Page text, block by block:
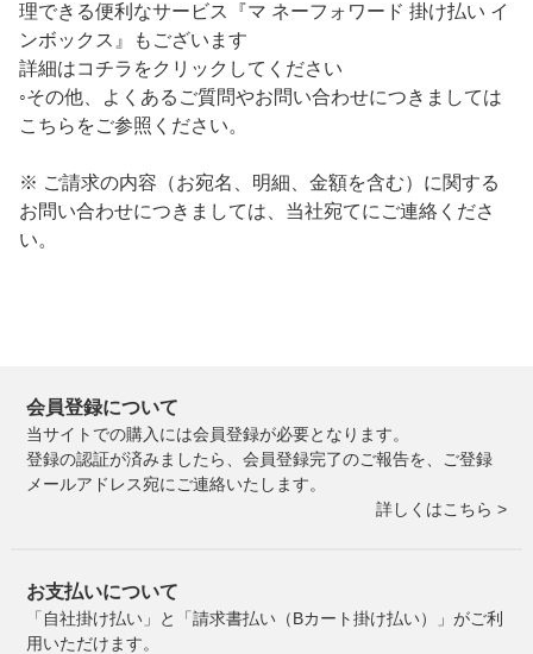
理できる便利なサービス
『マ ネーフォワード 掛け払い イ
ンボックス』
もございます
詳細はコチラ をクリックしてください
◦その他、よくあるご質問やお問い合わせにつきましては
こちら をご参照ください。
※ ご請求の内容（お宛名、明細、金額を含む）に関する
お問い合わせにつきましては、当社宛てにご連絡くださ
い。
会員登録について
当サイトでの購入には会員登録が必要となります。
登録の認証が済みましたら、会員登録完了のご報告を、ご登録
メールアドレス宛にご連絡いたします。
詳しくはこちら >
お支払いについて
「自社掛け払い」と「請求書払い（Bカート掛け払い）」がご利
用いただけます。